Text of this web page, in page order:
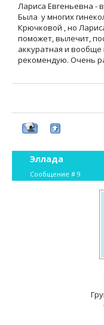
Лариса Евгеньевна -
Была у многих
Крючковой , но
поможет, вылечит,
аккуратная и
рекомендую. Очень
Эллада
Сообщение # 9